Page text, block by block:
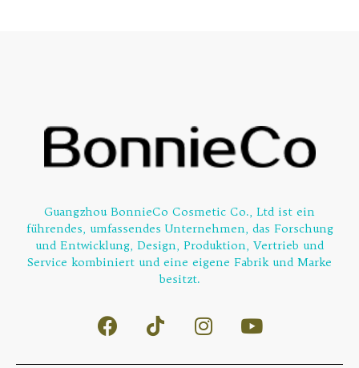
Guangzhou BonnieCo Cosmetic Co., Ltd ist ein
führendes, umfassendes Unternehmen, das Forschung
und Entwicklung, Design, Produktion, Vertrieb und
Service kombiniert und eine eigene Fabrik und Marke
besitzt.